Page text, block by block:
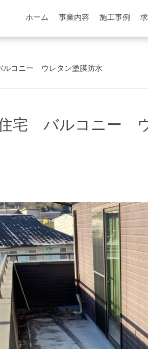
ホーム 事業内容 施工事例
コニー ウレタン塗膜防水
宅 バルコニー